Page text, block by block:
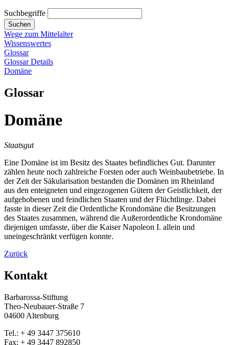
Suchbegriffe
Suchen
Wege zum Mittelalter
Wissenswertes
Glossar
Glossar Details
Domäne
Glossar
Domäne
Staatsgut
Eine Domäne ist im Besitz des Staates befindliches Gut. Darunter
zählen heute noch zahlreiche Forsten oder auch Weinbaubetriebe. In
der Zeit der Säkularisation bestanden die Domänen im Rheinland
aus den enteigneten und eingezogenen Gütern der Geistlichkeit, der
aufgehobenen und feindlichen Staaten und der Flüchtlinge. Dabei
fasste in dieser Zeit die Ordentliche Krondomäne die Besitzungen
des Staates zusammen, während die Außerordentliche Krondomäne
diejenigen umfasste, über die Kaiser Napoleon I. allein und
uneingeschränkt verfügen konnte.
Zurück
Kontakt
Barbarossa-Stiftung
Theo-Neubauer-Straße 7
04600 Altenburg
Tel.: + 49 3447 375610
Fax: + 49 3447 892850